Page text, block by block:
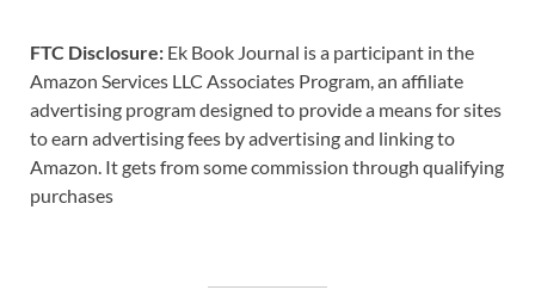
FTC Disclosure: Ek Book Journal is a participant in the
Amazon Services LLC Associates Program, an affiliate
advertising program designed to provide a means for sites
to earn advertising fees by advertising and linking to
Amazon. It gets from some commission through qualifying
purchases